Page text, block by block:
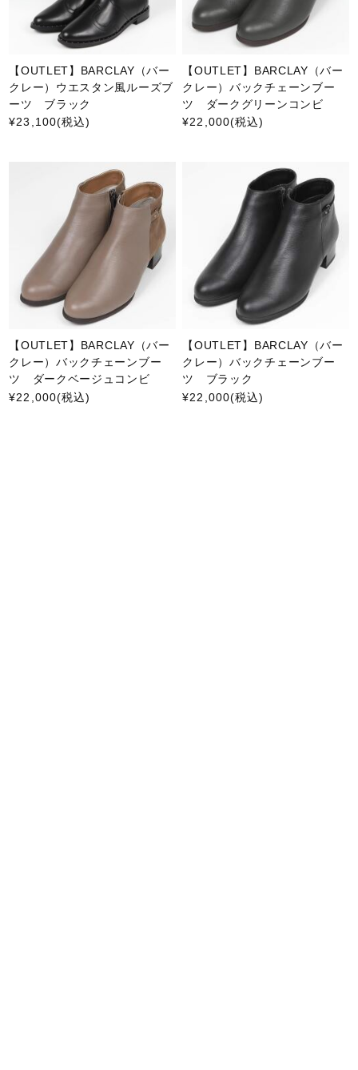
【OUTLET】BARCLAY（バー
クレー）ウエスタン風ルーズブ
ーツ ブラック
¥23,100(税込)
【OUTLET】BARCLAY（バー
クレー）バックチェーンブー
ツ ダークグリーンコンビ
¥22,000(税込)
【OUTLET】BARCLAY（バー
クレー）バックチェーンブー
ツ ダークベージュコンビ
¥22,000(税込)
【OUTLET】BARCLAY（バー
クレー）バックチェーンブー
ツ ブラック
¥22,000(税込)